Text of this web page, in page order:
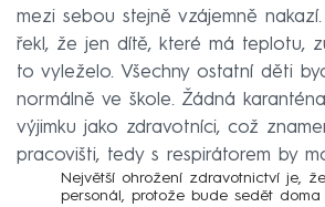
mezi sebou stejně vzájemně
řekl, že jen dítě, které má teplotu,
to vyleželo. Všechny ostatní děti
normálně ve škole. Žádná
výjimku jako zdravotníci, což
pracovišti, tedy s respirátorem by
Největší ohrožení zdravotnictví je,
personál, protože bude sedět doma